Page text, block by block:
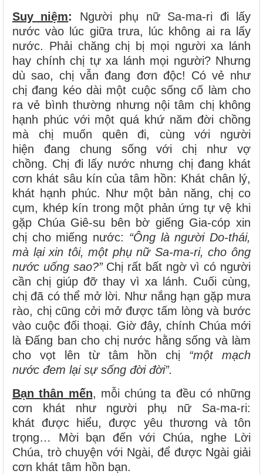
Suy niệm:
Người phụ nữ Sa-ma-ri đi lấy
nước vào lúc giữa trưa, lúc không ai ra lấy
nước. Phải chăng chị bị mọi người xa lánh
hay chính chị tự xa lánh mọi người? Nhưng
dù sao, chị vẫn đang đơn độc! Có vẻ như
chị đang kéo dài một cuộc sống cố làm cho
ra vẻ bình thường nhưng nội tâm chị không
hạnh phúc với một quá khứ năm đời chồng
mà chị muốn quên đi, cùng với người
hiện đang chung sống với chị như vợ
chồng. Chị đi lấy nước nhưng chị đang khát
cơn khát sâu kín của tâm hồn: Khát chân lý,
khát hạnh phúc. Như một bản năng, chị co
cụm, khép kín trong một phản ứng tự vệ khi
gặp Chúa Giê-su bên bờ giếng Gia-cóp xin
chị cho miếng nước: “Ông là người Do-thái,
mà lại xin tôi, một phụ nữ Sa-ma-ri, cho ông
nước uống sao?”Chị rất bất ngờ vì có người
cần chị giúp đỡ thay vì xa lánh. Cuối cùng,
chị đã có thể mở lời. Như nắng hạn gặp mưa
rào, chị cũng cởi mở được tấm lòng và bước
vào cuộc đối thoại. Giờ đây, chính Chúa mới
là Đấng ban cho chị nước hằng sống và làm
cho vọt lên từ tâm hồn chị “một mạch
nước đem lại sự sống đời đời”.
Bạn thân mến, mỗi chúng ta đều có những
cơn khát như người phụ nữ Sa-ma-ri:
khát được hiểu, được yêu thương và tôn
trọng… Mời bạn đến với Chúa, nghe Lời
Chúa, trò chuyện với Ngài, để được Ngài giải
cơn khát tâm hồn bạn.